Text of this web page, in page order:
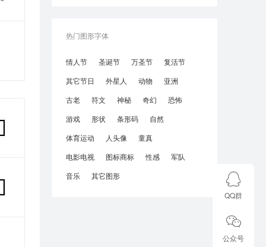
热门图形字体
情人节 圣诞节 万圣节
复活节
其它节日
外星人 动物
亚洲
古老
符文 神秘 奇幻
恐怖
游戏
形状 条形码
自然
体育运动
人头像
童真
电影电视
图标商标 性感
军队
音乐
其它图形
QQ群
公众号